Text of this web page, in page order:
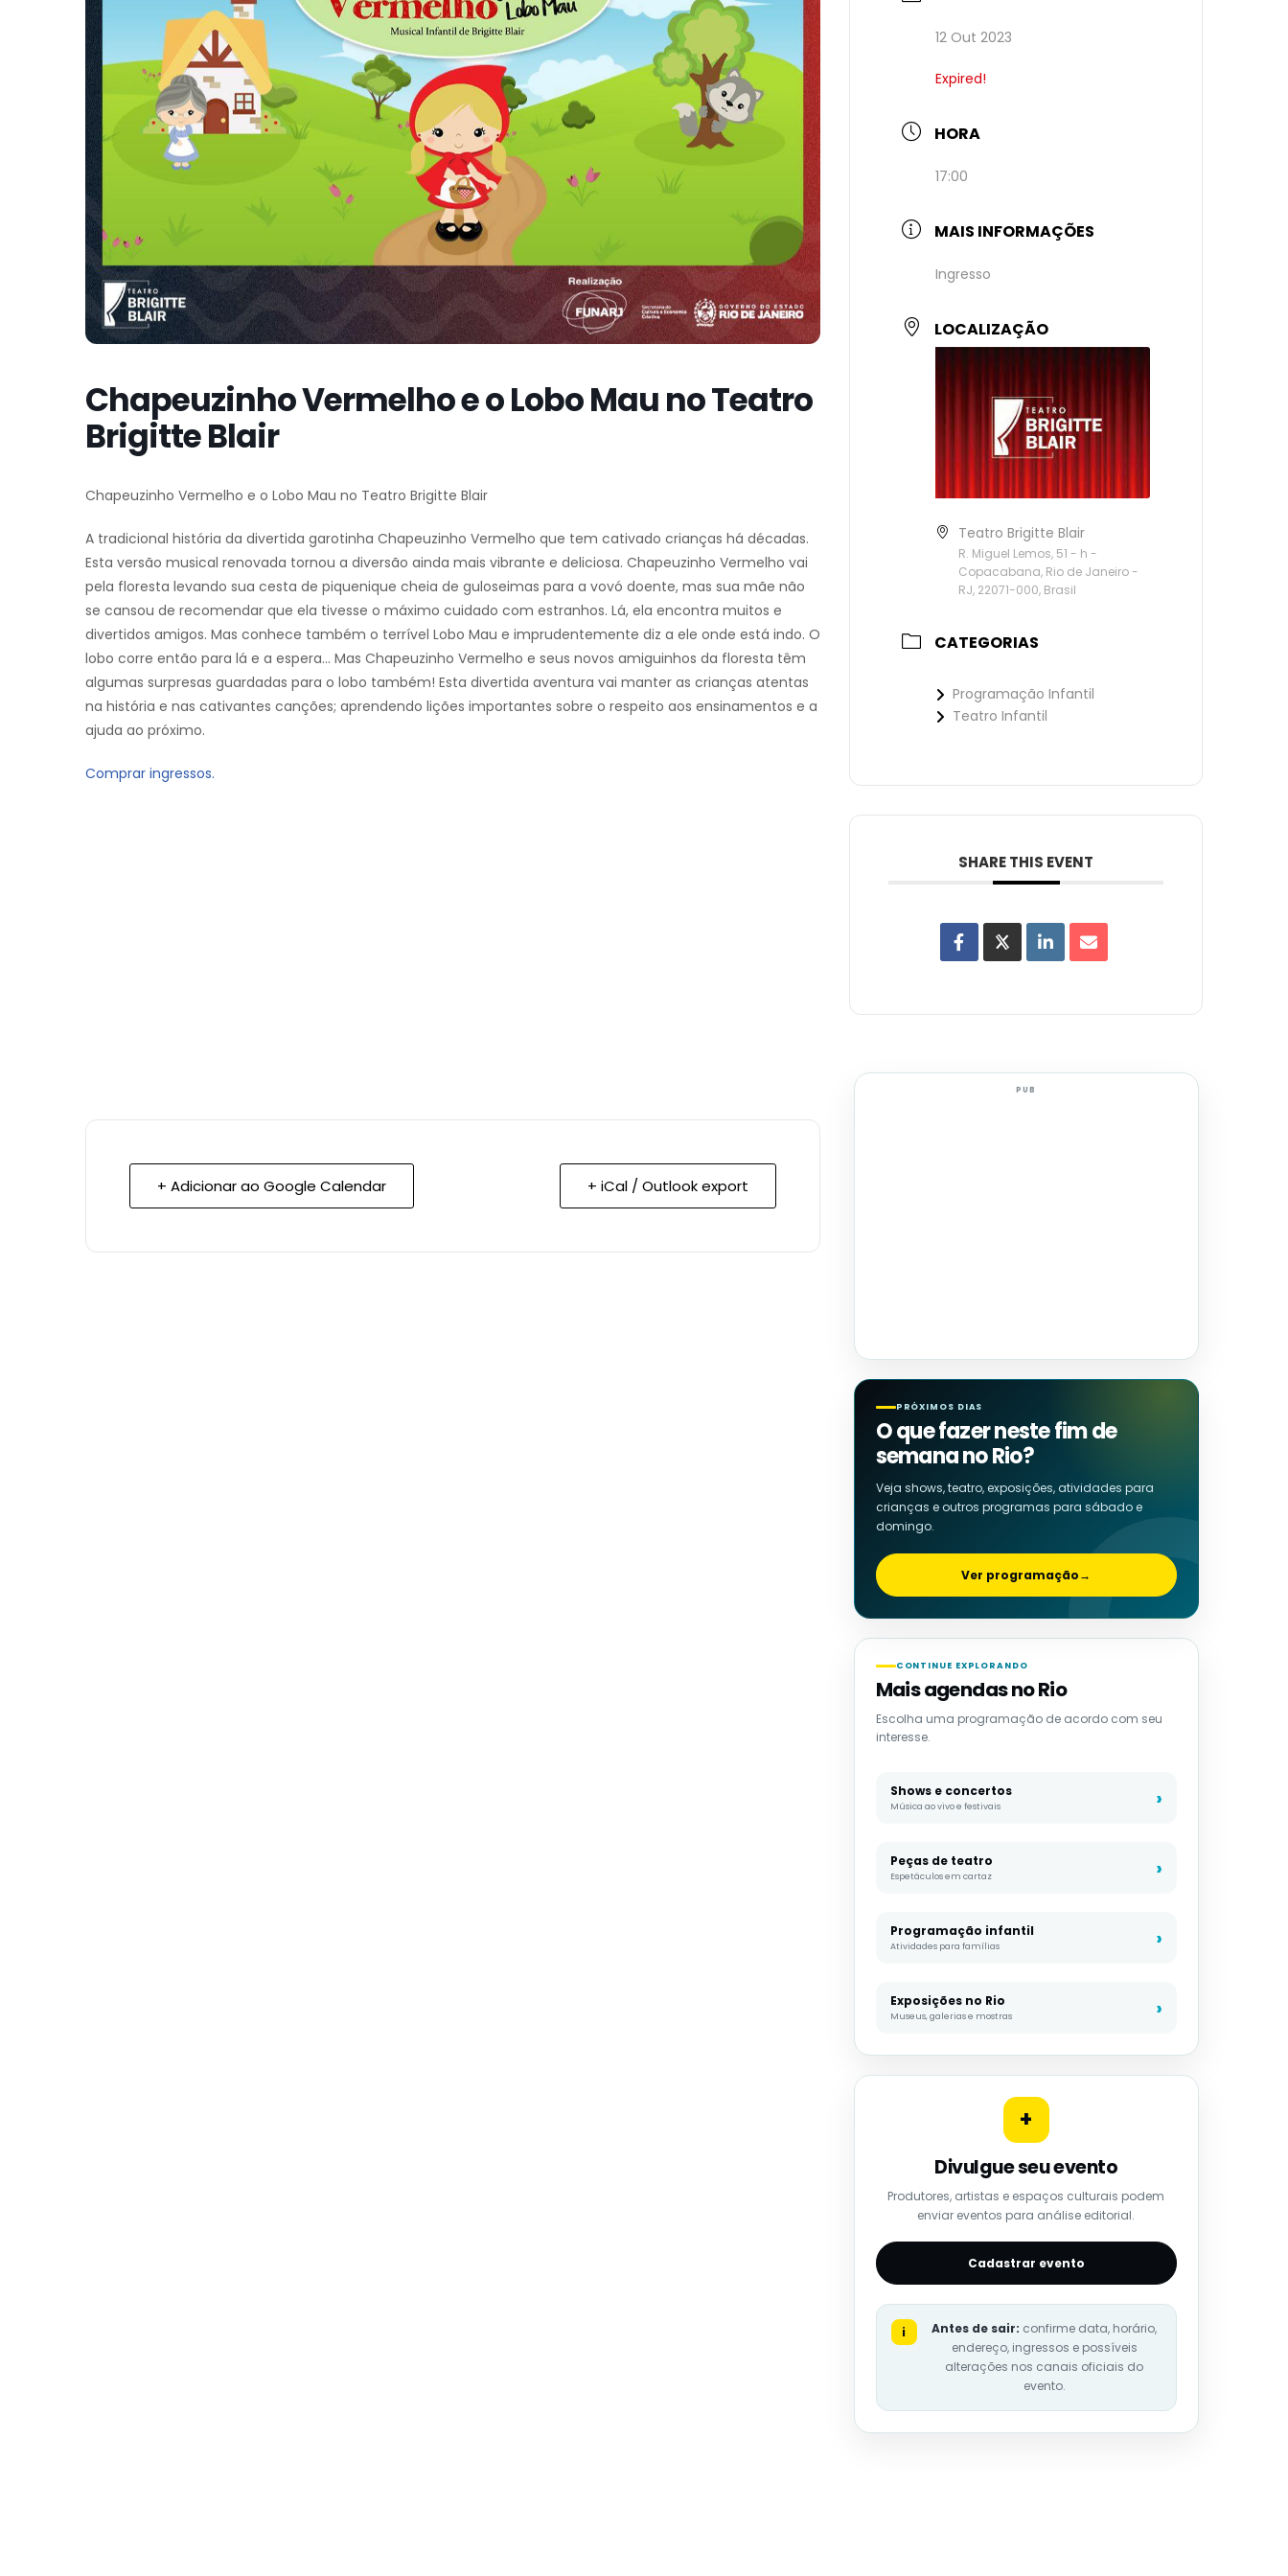
Chapeuzinho Vermelho e o Lobo Mau no Teatro
Brigitte Blair
Chapeuzinho Vermelho e o Lobo Mau no Teatro Brigitte Blair
A tradicional história da divertida garotinha Chapeuzinho Vermelho que tem cativado crianças há décadas.
Esta versão musical renovada tornou a diversão ainda mais vibrante e deliciosa. Chapeuzinho Vermelho vai
pela floresta levando sua cesta de piquenique cheia de guloseimas para a vovó doente, mas sua mãe não
se cansou de recomendar que ela tivesse o máximo cuidado com estranhos. Lá, ela encontra muitos e
divertidos amigos. Mas conhece também o terrível Lobo Mau e imprudentemente diz a ele onde está indo. O
lobo corre então para lá e a espera… Mas Chapeuzinho Vermelho e seus novos amiguinhos da floresta têm
algumas surpresas guardadas para o lobo também! Esta divertida aventura vai manter as crianças atentas
na história e nas cativantes canções; aprendendo lições importantes sobre o respeito aos ensinamentos e a
ajuda ao próximo.
Comprar ingressos.
+ Adicionar ao Google Calendar + iCal / Outlook export
12 Out 2023
Expired!
HORA
17:00
MAIS INFORMAÇÕES
Ingresso
LOCALIZAÇÃO
Teatro Brigitte Blair
R. Miguel Lemos, 51 - h -
Copacabana, Rio de Janeiro -
RJ, 22071-000, Brasil
CATEGORIAS
Programação Infantil
Teatro Infantil
SHARE THIS EVENT
PUB
PRÓXIMOS DIAS
O que fazer neste fim de
semana no Rio?
Veja shows, teatro, exposições, atividades para
crianças e outros programas para sábado e
domingo.
Ver programação→
CONTINUE EXPLORANDO
Mais agendas no Rio
Escolha uma programação de acordo com seu
interesse.
Shows e concertos
Música ao vivo e festivais
Peças de teatro
Espetáculos em cartaz
Programação infantil
Atividades para famílias
Exposições no Rio
Museus, galerias e mostras
+
Divulgue seu evento
Produtores, artistas e espaços culturais podem
enviar eventos para análise editorial.
Cadastrar evento
i Antes de sair: confirme data, horário,
endereço, ingressos e possíveis
alterações nos canais oficiais do
evento.